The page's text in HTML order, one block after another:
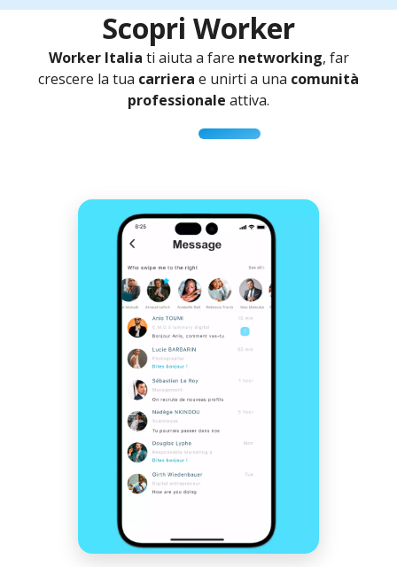
Scopri Worker
Worker Italia ti aiuta a fare networking, far
crescere la tua carriera e unirti a una comunità
professionale attiva.